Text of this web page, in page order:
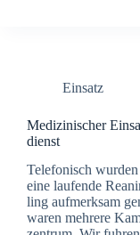
Einsatz
Medi­zi­ni­scher
dienst
Tele­fo­nisch
eine lau­fen­de
ling auf­merk­sam
waren meh­re­re